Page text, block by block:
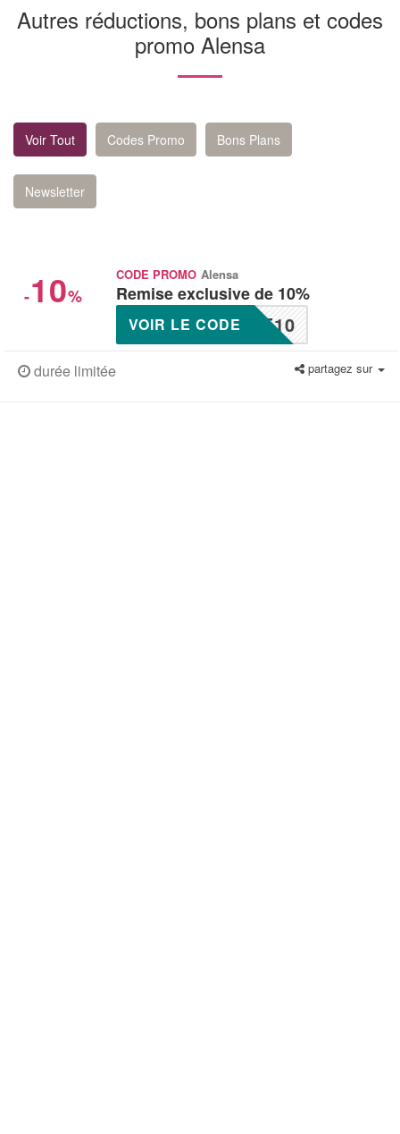
Autres réductions, bons plans et codes
promo Alensa
Voir Tout Codes Promo Bons Plans
Newsletter
-10%
CODE PROMO Alensa
Remise exclusive de 10%
E10
VOIR LE CODE
durée limitée partagez sur